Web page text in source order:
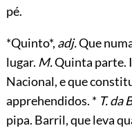
pé.
*Quinto*, adj.Que
lugar. M.Quinta parte.
Nacional, e que
apprehendidos. * T. da
pipa. Barril, que leva